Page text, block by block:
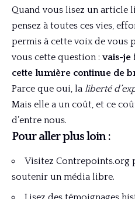
Quand vous lisez un article
pensez à toutes ces vies,
permis à cette voix de vous
vous cette question : vais-je
cette lumière continue de
Parce que oui, la liberté
Mais elle a un coût, et ce
d’entre nous.
Pour aller plus loin :
Visitez Contrepoints.org
soutenir un média libre.